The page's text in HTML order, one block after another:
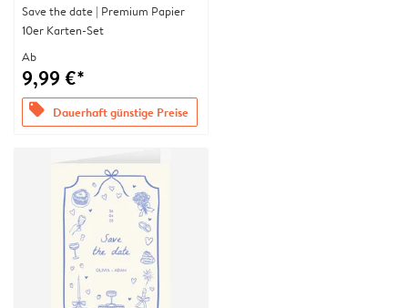
Save the date | Premium Papier
10er Karten-Set
Ab
9,99 €*
offers Dauerhaft günstige Preise